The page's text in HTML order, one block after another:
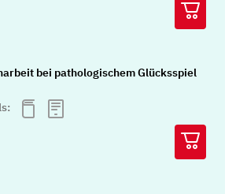
bei pathologischem Glücksspiel